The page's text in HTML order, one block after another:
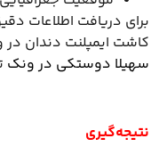
برای دریافت اطلاعات
کاشت ایمپلنت دندان در
سهیلا دوستکی در ونک
نتیجه‌گیری